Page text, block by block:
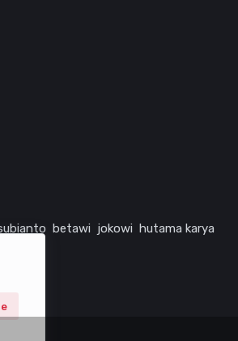
betawi jokowi hutama karya